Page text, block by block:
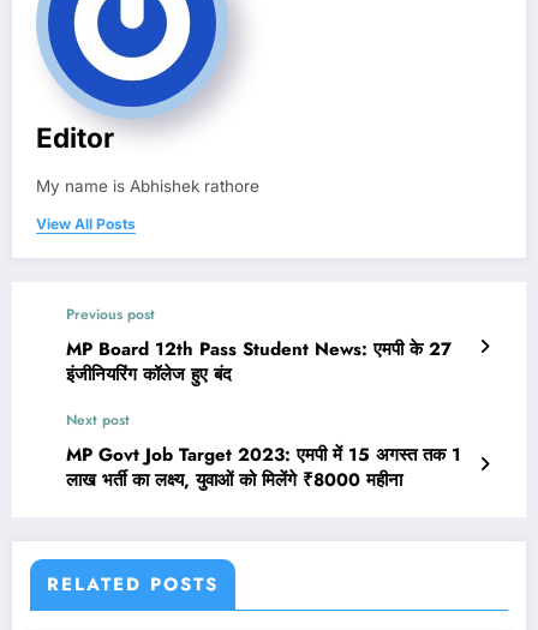
Editor
My name is Abhishek rathore
View All Posts
Previous post
MP Board 12th Pass Student News: एमपी के 27
इंजीनियरिंग कॉलेज हुए बंद
Next post
MP Govt Job Target 2023: एमपी में 15 अगस्त तक 1
लाख भर्ती का लक्ष्य, युवाओं को मिलेंगे ₹8000 महीना
RELATED POSTS